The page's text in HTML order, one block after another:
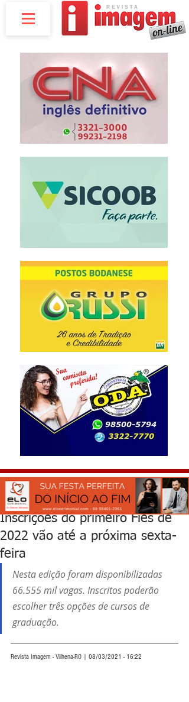
Inscrições do primeiro Fies de
2022 vão até a próxima sexta-
feira
Nesta edição foram disponibilizadas
66.555 mil vagas. Inscritos poderão
escolher três opções de cursos de
graduação.
Revista Imagem - Vilhena-RO | 08/03/2021 - 16:22